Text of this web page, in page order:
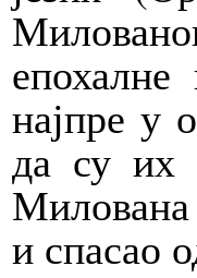
најпре у
да су их
и спасао